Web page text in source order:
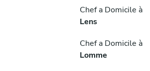
Chef a Domicile à
Lens
Chef a Domicile à
Lomme